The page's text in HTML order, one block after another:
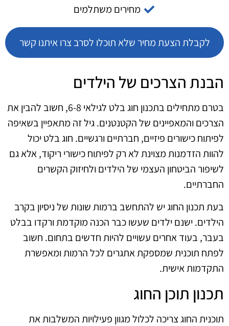
מחירים משתלמים
לקבלת הצעת מחיר שלא תוכלו לסרב צרו איתנו קשר
הבנת הצרכים של הילדים
בטרם מתחילים בתכנון חוג בלט לגילאי 6-8, חשוב להבין את
הצרכים והמאפיינים של הקטנטנים. גיל זה מתאפיין בשאיפה
לפיתוח כישורים פיזיים, חברתיים ורגשיים. חוג בלט יכול
להוות הזדמנות מצוינת לא רק לפיתוח כישורי ריקוד, אלא גם
לשיפור הביטחון העצמי של הילדים ולחיזוק הקשרים
החברתיים.
בעת תכנון החוג יש להתחשב ברמות שונות של ניסיון בקרב
הילדים. ישנם ילדים שעשו כבר הכנה מוקדמת ורקדו בבלט
בעבר, בעוד אחרים עשויים להיות חדשים בתחום. חשוב
לפתח תוכנית שמספקת אתגרים לכל הרמות ומאפשרת
התקדמות אישית.
תכנון תוכן החוג
תוכנית החוג צריכה לכלול מגוון פעילויות המשלבות את